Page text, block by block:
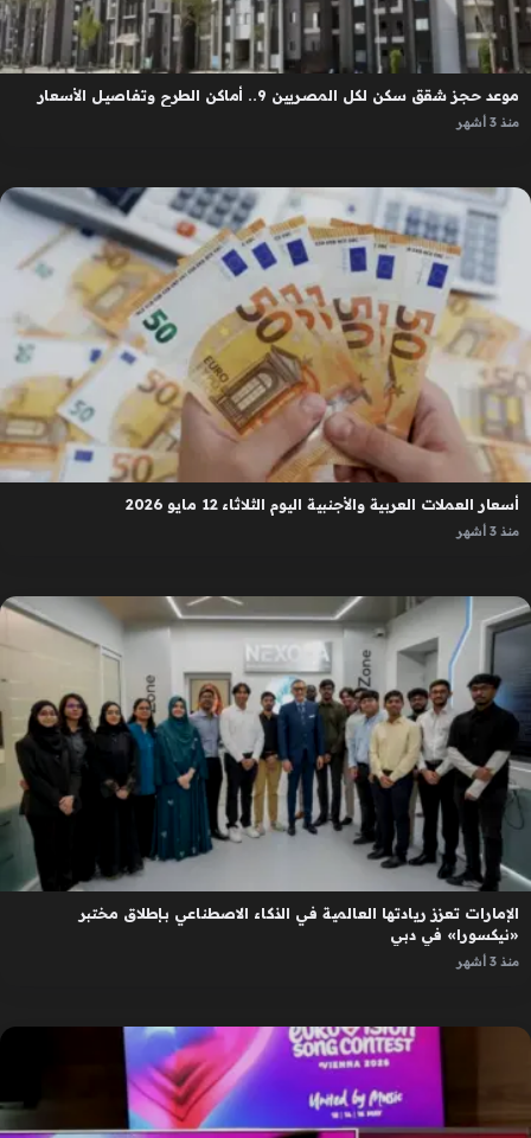
موعد حجز شقق سكن لكل المصريين 9.. أماكن الطرح وتفاصيل الأسعار
منذ 3 أشهر
أسعار العملات العربية والأجنبية اليوم الثلاثاء 12 مايو 2026
منذ 3 أشهر
الإمارات تعزز ريادتها العالمية في الذكاء الاصطناعي بإطلاق مختبر
«نيكسورا» في دبي
منذ 3 أشهر